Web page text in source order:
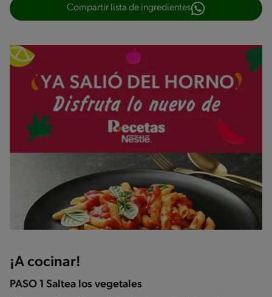
Compartir lista de ingredientes
¡A cocinar!
PASO 1 Saltea los vegetales